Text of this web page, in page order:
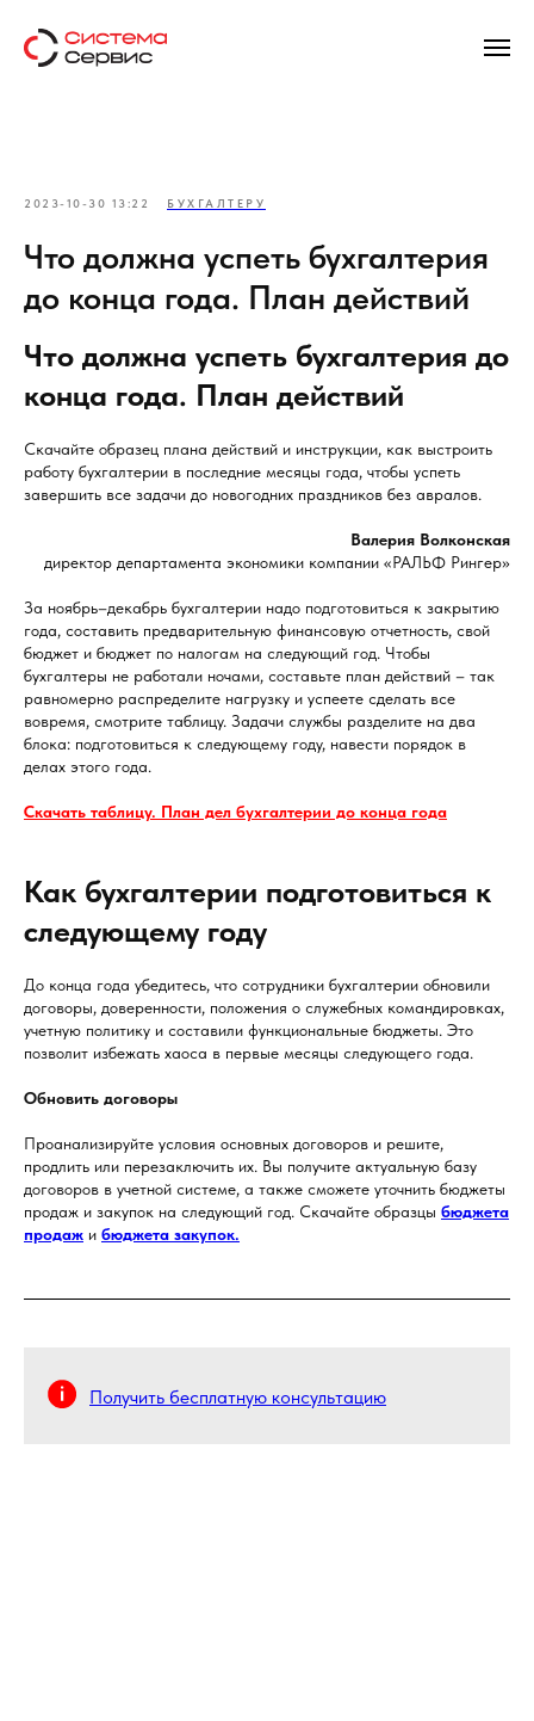
2023-10-30 13:22 БУХГАЛТЕРУ
Что должна успеть бухгалтерия
до конца года. План действий
Что должна успеть бухгалтерия до
конца года. План действий
Скачайте образец плана действий и инструкции, как выстроить
работу бухгалтерии в последние месяцы года, чтобы успеть
завершить все задачи до новогодних праздников без авралов.
Валерия Волконская
директор департамента экономики компании «РАЛЬФ Рингер»
За ноябрь–декабрь бухгалтерии надо подготовиться к закрытию
года, составить предварительную финансовую отчетность, свой
бюджет и бюджет по налогам на следующий год. Чтобы
бухгалтеры не работали ночами, составьте план действий – так
равномерно распределите нагрузку и успеете сделать все
вовремя, смотрите таблицу. Задачи службы разделите на два
блока: подготовиться к следующему году, навести порядок в
делах этого года.
Скачать таблицу. План дел бухгалтерии до конца года
Как бухгалтерии подготовиться к
следующему году
До конца года убедитесь, что сотрудники бухгалтерии обновили
договоры, доверенности, положения о служебных командировках,
учетную политику и составили функциональные бюджеты. Это
позволит избежать хаоса в первые месяцы следующего года.
Обновить договоры
Проанализируйте условия основных договоров и решите,
продлить или перезаключить их. Вы получите актуальную базу
договоров в учетной системе, а также сможете уточнить бюджеты
продаж и закупок на следующий год. Скачайте образцы бюджета
продаж и бюджета закупок.
Получить бесплатную консультацию